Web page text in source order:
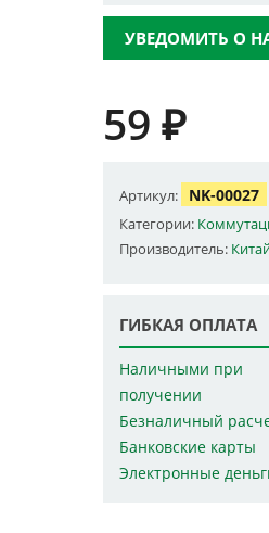
УВЕДОМИТЬ О
59₽
Артикул: NK-00027
Категории:
Производитель:
ГИБКАЯ ОПЛАТА
Наличными при
получении
Безналичный
Банковские карты
Электронные